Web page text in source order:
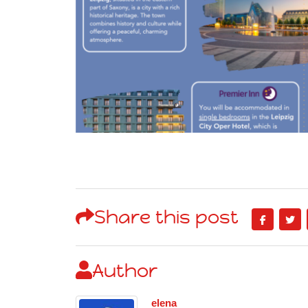
Share this post
Author
elena